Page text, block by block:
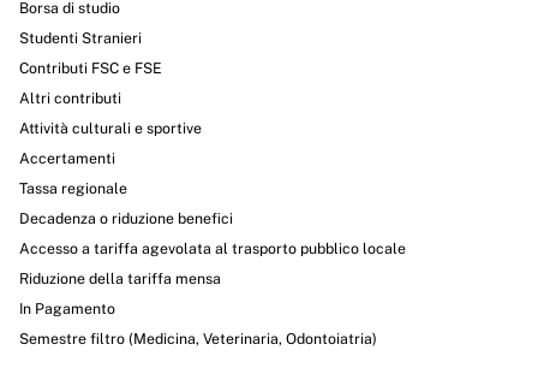
Borsa di studio
Studenti Stranieri
Contributi FSC e FSE
Altri contributi
Attività culturali e sportive
Accertamenti
Tassa regionale
Decadenza o riduzione benefici
Accesso a tariffa agevolata al trasporto pubblico locale
Riduzione della tariffa mensa
In Pagamento
Semestre filtro (Medicina, Veterinaria, Odontoiatria)